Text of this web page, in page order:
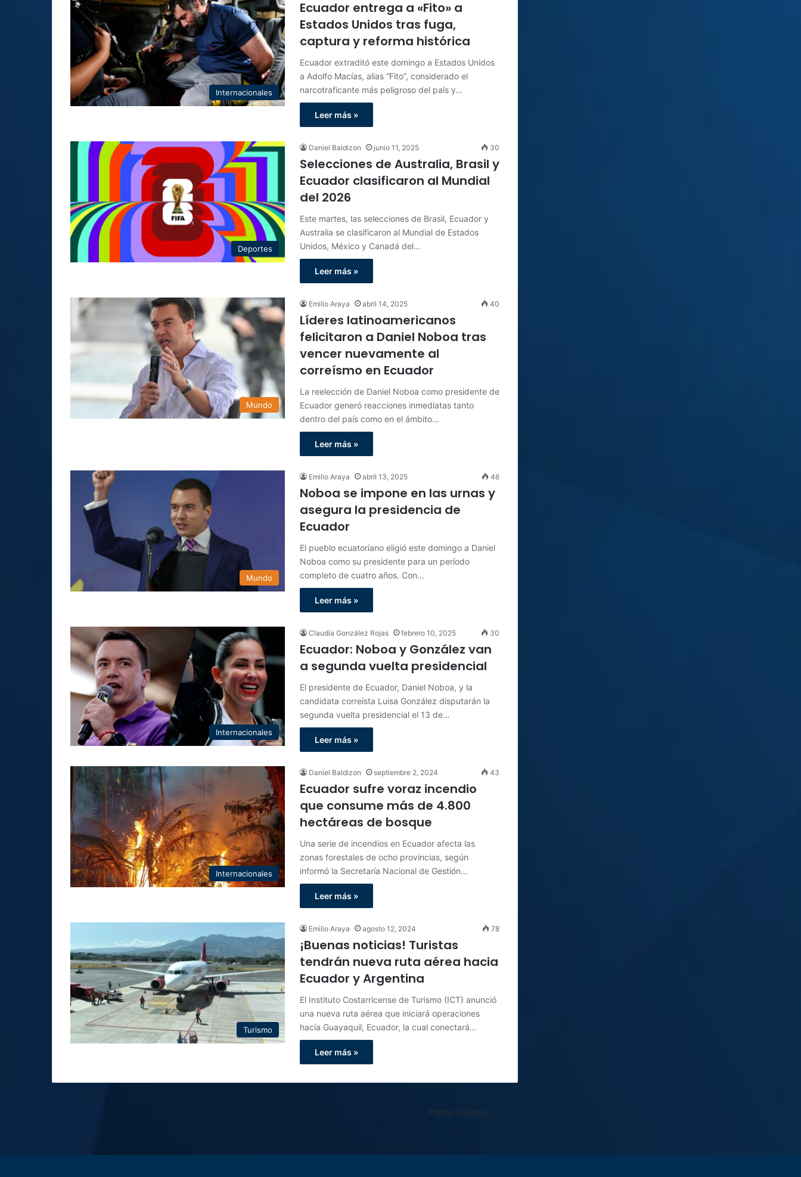
Internacionales
Ecuador entrega a «Fito» a
Estados Unidos tras fuga,
captura y reforma histórica
Ecuador extraditó este domingo a Estados Unidos
a Adolfo Macías, alias “Fito”, considerado el
narcotraficante más peligroso del país y…
Leer más »
Deportes
Daniel Baldizon junio 11, 2025 30
Selecciones de Australia, Brasil y
Ecuador clasificaron al Mundial
del 2026
Este martes, las selecciones de Brasil, Ecuador y
Australia se clasificaron al Mundial de Estados
Unidos, México y Canadá del…
Leer más »
Mundo
Emilio Araya abril 14, 2025 40
Líderes latinoamericanos
felicitaron a Daniel Noboa tras
vencer nuevamente al
correísmo en Ecuador
La reelección de Daniel Noboa como presidente de
Ecuador generó reacciones inmediatas tanto
dentro del país como en el ámbito…
Leer más »
Mundo
Emilio Araya abril 13, 2025 46
Noboa se impone en las urnas y
asegura la presidencia de
Ecuador
El pueblo ecuatoriano eligió este domingo a Daniel
Noboa como su presidente para un período
completo de cuatro años. Con…
Leer más »
Internacionales
Claudia González Rojas febrero 10, 2025 30
Ecuador: Noboa y González van
a segunda vuelta presidencial
El presidente de Ecuador, Daniel Noboa, y la
candidata correísta Luisa González disputarán la
segunda vuelta presidencial el 13 de…
Leer más »
Internacionales
Daniel Baldizon septiembre 2, 2024 43
Ecuador sufre voraz incendio
que consume más de 4.800
hectáreas de bosque
Una serie de incendios en Ecuador afecta las
zonas forestales de ocho provincias, según
informó la Secretaría Nacional de Gestión…
Leer más »
Turismo
Emilio Araya agosto 12, 2024 78
¡Buenas noticias! Turistas
tendrán nueva ruta aérea hacia
Ecuador y Argentina
El Instituto Costarricense de Turismo (ICT) anunció
una nueva ruta aérea que iniciará operaciones
hacía Guayaquil, Ecuador, la cual conectará…
Leer más »
Página siguiente